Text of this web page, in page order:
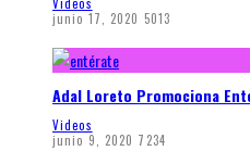
Videos
junio 17, 2020 5013
Adal Loreto Promociona
Videos
junio 9, 2020 7234